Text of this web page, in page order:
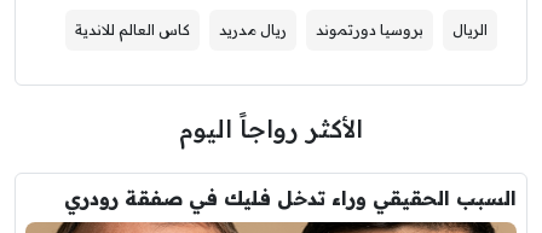
الريال بروسيا دورتموند ريال مدريد كاس العالم للاندية
الأكثر رواجاً اليوم
السبب الحقيقي وراء تدخل فليك في صفقة رودري